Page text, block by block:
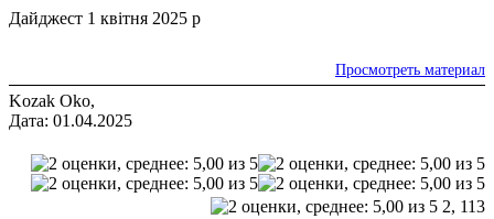
Дайджест 1 квітня 2025 р
Просмотреть материал
Kozak Oko,
Дата: 01.04.2025
2, 113